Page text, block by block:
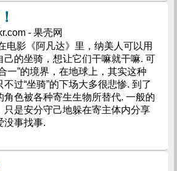
- 果壳网
电影《阿凡达》里，纳美人可以用
己的坐骑，想让它们干嘛就干嘛. 可
一”的境界，在地球上，其实这种
过“坐骑”的下场大多很悲惨. 到了
角色被各种寄生生物所替代. 一般的
只是安分守己地躲在寄主体内分享
没事找事.